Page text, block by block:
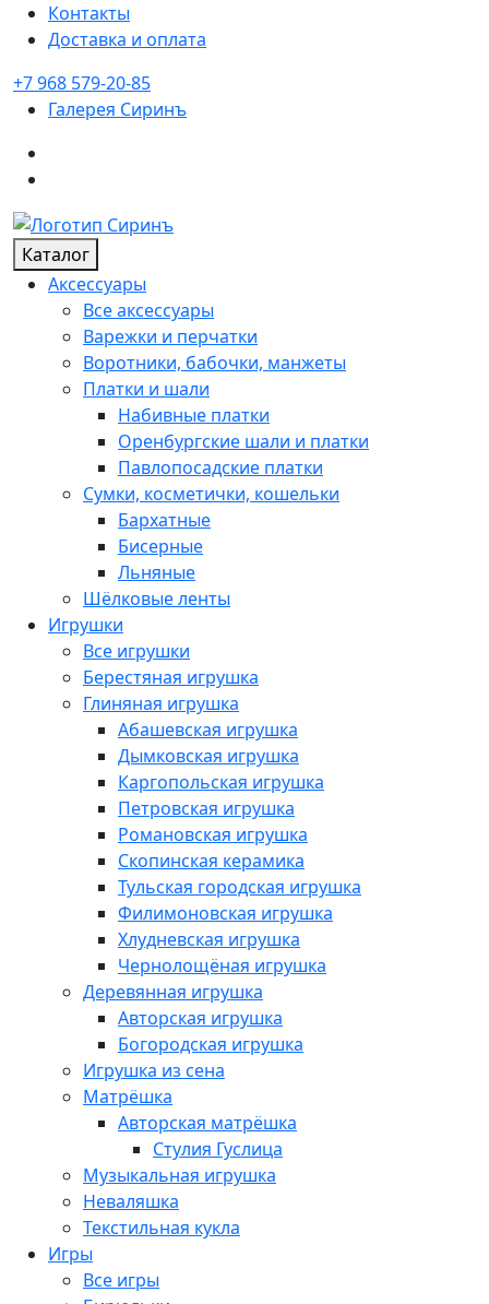
Контакты
Доставка и оплата
+7 968 579-20-85
Галерея Сиринъ
Каталог
Аксессуары
Все аксессуары
Варежки и перчатки
Воротники, бабочки, манжеты
Платки и шали
Набивные платки
Оренбургские шали и платки
Павлопосадские платки
Сумки, косметички, кошельки
Бархатные
Бисерные
Льняные
Шёлковые ленты
Игрушки
Все игрушки
Берестяная игрушка
Глиняная игрушка
Абашевская игрушка
Дымковская игрушка
Каргопольская игрушка
Петровская игрушка
Романовская игрушка
Скопинская керамика
Тульская городская игрушка
Филимоновская игрушка
Хлудневская игрушка
Чернолощёная игрушка
Деревянная игрушка
Авторская игрушка
Богородская игрушка
Игрушка из сена
Матрёшка
Авторская матрёшка
Стулия Гуслица
Музыкальная игрушка
Неваляшка
Текстильная кукла
Игры
Все игры